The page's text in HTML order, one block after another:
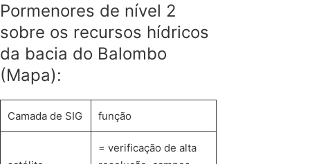
Pormenores de nível 2
sobre os recursos hídricos
da bacia do Balombo
(Mapa):
Camada de SIG função
= verificação de alta